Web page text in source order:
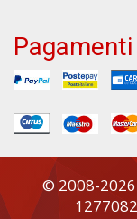
© 2008-2026